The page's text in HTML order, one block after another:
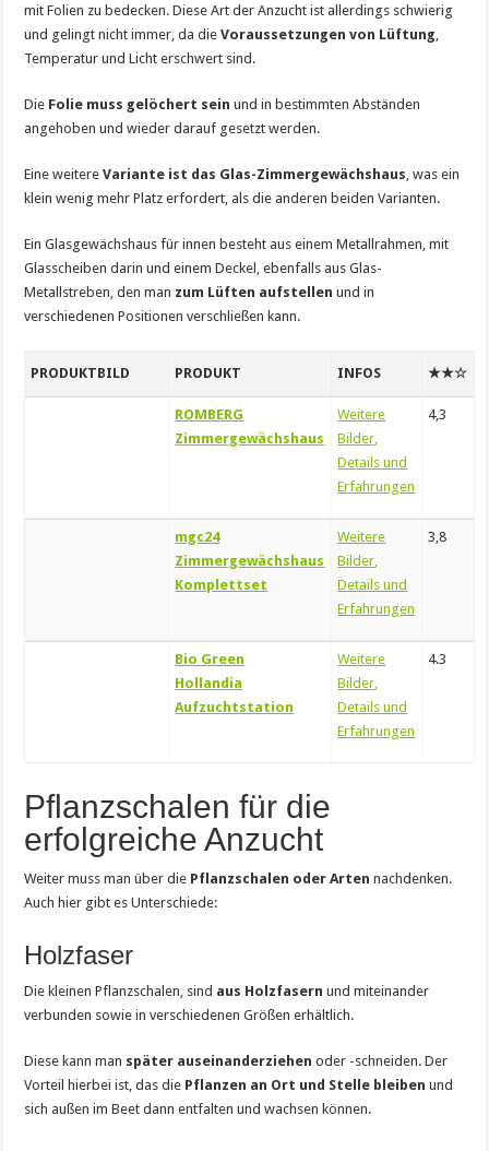
mit Folien zu bedecken. Diese Art der Anzucht ist allerdings schwierig
und gelingt nicht immer, da dieVoraussetzungen von Lüftung
Temperatur und Licht erschwert sind.
Die Folie muss gelöchert sein und in bestimmten Abständen
angehoben und wieder darauf gesetzt werden.
Eine weitereVariante ist das Glas-Zimmergewächshaus , was ein
klein wenig mehr Platz erfordert, als die anderen beiden Varianten.
Ein Glasgewächshaus für innen besteht aus einem Metallrahmen, mit
Glasscheiben darin und einem Deckel, ebenfalls aus Glas-
Metallstreben, den man zum Lüften aufstellen und in
verschiedenen Positionen verschließen kann.
PRODUKTBILD PRODUKT INFOS ★★☆
ROMBERG
Zimmergewächshaus
Weitere
Bilder,
Details und
Erfahrungen
4,3
mgc24
Zimmergewächshaus
Komplettset
Weitere
Bilder,
Details und
Erfahrungen
3,8
Bio Green
Hollandia
Aufzuchtstation
Weitere
Bilder,
Details und
Erfahrungen
4.3
Pflanzschalen für die
erfolgreiche Anzucht
Weiter muss man über die Pflanzschalen oder Arten nachdenken.
Auch hier gibt es Unterschiede:
Holzfaser
Die kleinen Pflanzschalen, sind aus Holzfasern und miteinander
verbunden sowie in verschiedenen Größen erhältlich.
Diese kann man später auseinanderziehen oder -schneiden. Der
Vorteil hierbei ist, das die Pflanzen an Ort und Stelle bleiben und
sich außen im Beet dann entfalten und wachsen können.